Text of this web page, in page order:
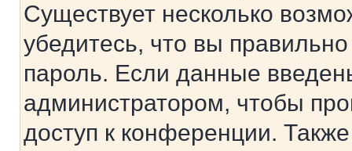
Существует несколько
убедитесь, что вы
пароль. Если данные
администратором, чтобы
доступ к конференции.